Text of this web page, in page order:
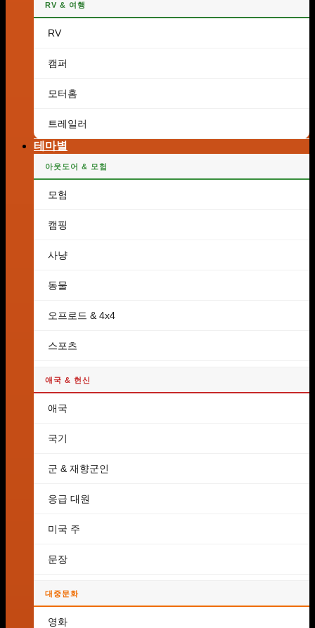
RV & 여행
RV
캠퍼
모터홈
트레일러
테마별
아웃도어 & 모험
모험
캠핑
사냥
동물
오프로드 & 4x4
스포츠
애국 & 헌신
애국
국기
군 & 재향군인
응급 대원
미국 주
문장
대중문화
영화